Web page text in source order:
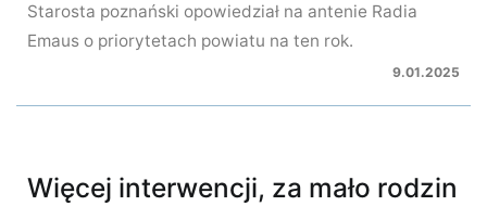
Starosta poznański opowiedział na antenie Radia
Emaus o priorytetach powiatu na ten rok.
9.01.2025
Więcej interwencji, za mało rodzin